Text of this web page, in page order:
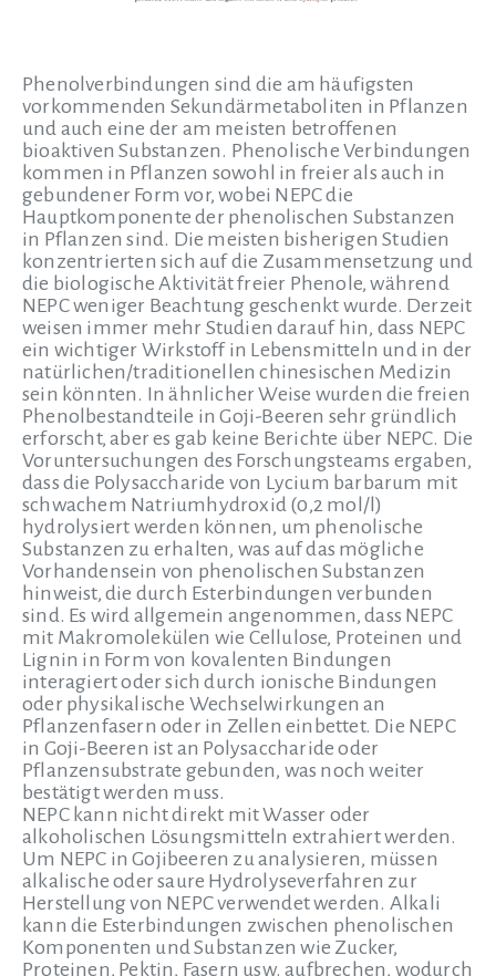
Phenolverbindungen sind die am häufigsten
vorkommenden Sekundärmetaboliten in Pflanzen
und auch eine der am meisten betroffenen
bioaktiven Substanzen. Phenolische Verbindungen
kommen in Pflanzen sowohl in freier als auch in
gebundener Form vor, wobei NEPC die
Hauptkomponente der phenolischen Substanzen
in Pflanzen sind. Die meisten bisherigen Studien
konzentrierten sich auf die Zusammensetzung und
die biologische Aktivität freier Phenole, während
NEPC weniger Beachtung geschenkt wurde. Derzeit
weisen immer mehr Studien darauf hin, dass NEPC
ein wichtiger Wirkstoff in Lebensmitteln und in der
natürlichen/traditionellen chinesischen Medizin
sein könnten. In ähnlicher Weise wurden die freien
Phenolbestandteile in Goji-Beeren sehr gründlich
erforscht, aber es gab keine Berichte über NEPC. Die
Voruntersuchungen des Forschungsteams ergaben,
dass die Polysaccharide von Lycium barbarum mit
schwachem Natriumhydroxid (0,2 mol/l)
hydrolysiert werden können, um phenolische
Substanzen zu erhalten, was auf das mögliche
Vorhandensein von phenolischen Substanzen
hinweist, die durch Esterbindungen verbunden
sind. Es wird allgemein angenommen, dass NEPC
mit Makromolekülen wie Cellulose, Proteinen und
Lignin in Form von kovalenten Bindungen
interagiert oder sich durch ionische Bindungen
oder physikalische Wechselwirkungen an
Pflanzenfasern oder in Zellen einbettet. Die NEPC
in Goji-Beeren ist an Polysaccharide oder
Pflanzensubstrate gebunden, was noch weiter
bestätigt werden muss.
NEPC kann nicht direkt mit Wasser oder
alkoholischen Lösungsmitteln extrahiert werden.
Um NEPC in Gojibeeren zu analysieren, müssen
alkalische oder saure Hydrolyseverfahren zur
Herstellung von NEPC verwendet werden. Alkali
kann die Esterbindungen zwischen phenolischen
Komponenten und Substanzen wie Zucker,
Proteinen, Pektin, Fasern usw. aufbrechen, wodurch